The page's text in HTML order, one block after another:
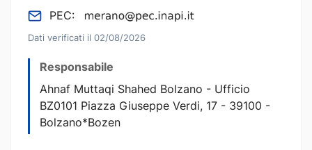
PEC:
Dati verificati il 02/08/2026
Responsabile
Ahnaf Muttaqi Shahed Bolzano - Ufficio
BZ0101 Piazza Giuseppe Verdi, 17 - 39100 -
Bolzano*Bozen